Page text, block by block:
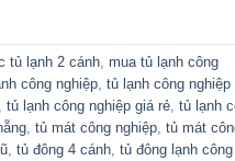
tủ lạnh 2 cánh, mua tủ lạnh công
công nghiệp, tủ lạnh công nghiệp
, tủ lạnh công nghiệp giá rẻ, tủ lạnh
, tủ mát công nghiệp, tủ mát
, tủ đông 4 cánh, tủ đông lạnh công